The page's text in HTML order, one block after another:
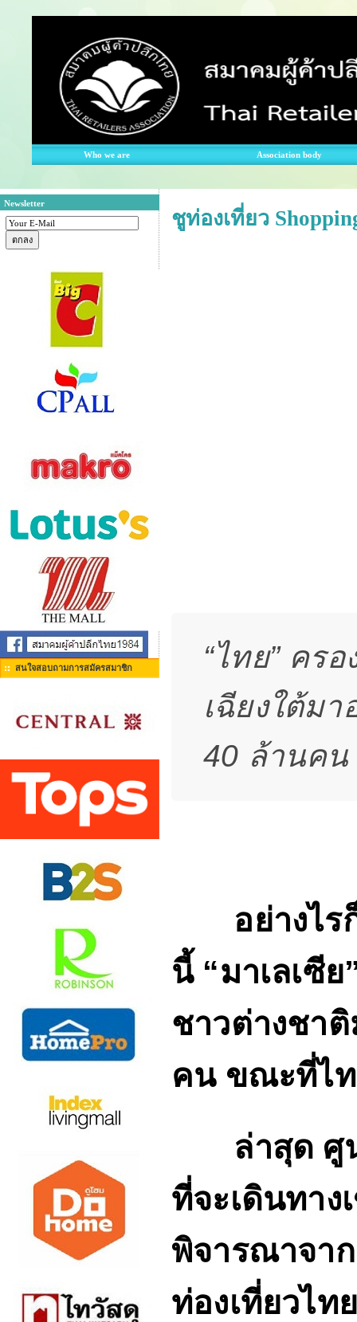
Who we are Association body
Newsletter
สนใจสอบถามการสมัครสมาชิก
ชูท่องเที่ยว
“ไทย” คร
เฉียงใต้ม
40 ล้านคน
อย่างไรก็
นี้ “มาเลเซีย
ชาวต่างชา
คน ขณะที่ไ
ล่าสุด ศูนย์
ที่จะเดินทาง
พิจารณาจา
ท่องเที่ยวไ